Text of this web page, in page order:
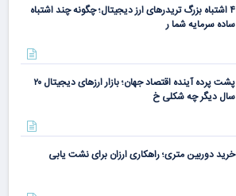
۴ اشتباه بزرگ تریدرهای ارز دیجیتال؛ چگونه چند اشتباه
ساده سرمایه شما ر
پشت پرده آینده اقتصاد جهان؛ بازار ارزهای دیجیتال ۲۰
سال دیگر چه شکلی خ
خرید دوربین متری؛ راهکاری ارزان برای نشت یابی